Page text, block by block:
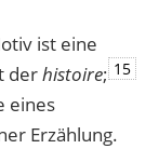
ist eine
derhistoire; 15
eines
Erzählung.